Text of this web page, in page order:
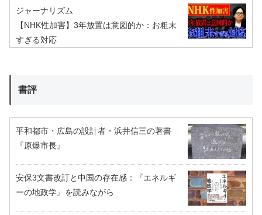
ジャーナリズム
【NHK性加害】3年放置は意図的か：お粗末
すぎる対応
書評
平和都市・広島の設計者・浜井信三の著書
『原爆市長』
安保3文書改訂と中国の存在感：『エネルギ
ーの地政学』を読みながら